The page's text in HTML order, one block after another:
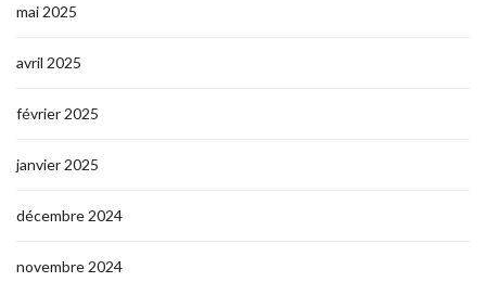
mai 2025
avril 2025
février 2025
janvier 2025
décembre 2024
novembre 2024